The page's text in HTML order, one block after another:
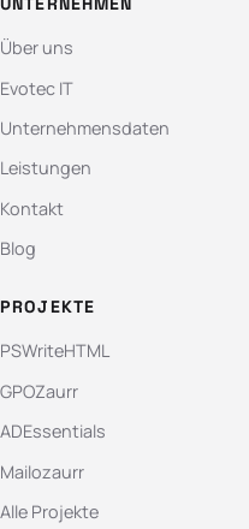
Über uns
Evotec IT
Unternehmensdaten
Leistungen
Kontakt
Blog
PROJEKTE
PSWriteHTML
GPOZaurr
ADEssentials
Mailozaurr
Alle Projekte